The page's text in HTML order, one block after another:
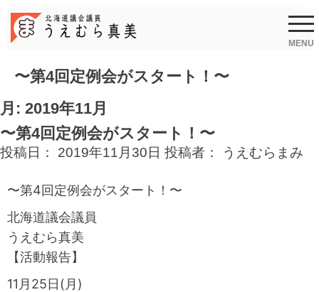
content
MENU
〜第4回定例会がスタート！〜
月: 2019年11月
〜第4回定例会がスタート！〜
投稿日： 2019年11月30日 投稿者： うえむらまみ
〜第4回定例会がスタート！〜
北海道議会議員
うえむら真美
【活動報告】
11月25日(月)